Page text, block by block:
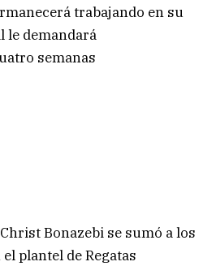
trabajando en su
le demandará
semanas
Bonazebi se sumó a los
plantel de Regatas